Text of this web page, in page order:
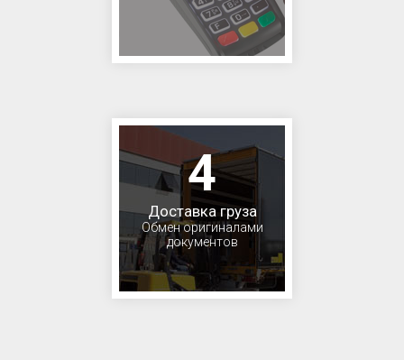
4
Доставка груза
Обмен оригиналами
документов